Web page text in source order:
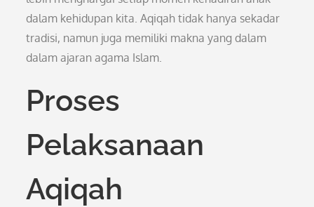
dalam kehidupan kita. Aqiqah tidak hanya sekadar
tradisi, namun juga memiliki makna yang dalam
dalam ajaran agama Islam.
Proses
Pelaksanaan
Aqiqah